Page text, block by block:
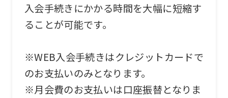
入会手続きにかかる時間を大幅に短縮す
ることが可能です。
※WEB入会手続きはクレジットカードで
のお支払いのみとなります。
※月会費のお支払いは口座振替となりま